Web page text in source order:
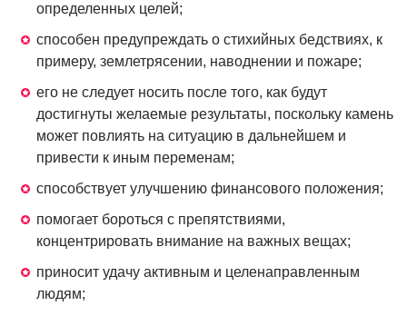
определенных целей;
способен предупреждать о стихийных бедствиях, к
примеру, землетрясении, наводнении и пожаре;
его не следует носить после того, как будут
достигнуты желаемые результаты, поскольку камень
может повлиять на ситуацию в дальнейшем и
привести к иным переменам;
способствует улучшению финансового положения;
помогает бороться с препятствиями,
концентрировать внимание на важных вещах;
приносит удачу активным и целенаправленным
людям;